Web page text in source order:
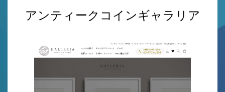
アンティークコインギャラリア